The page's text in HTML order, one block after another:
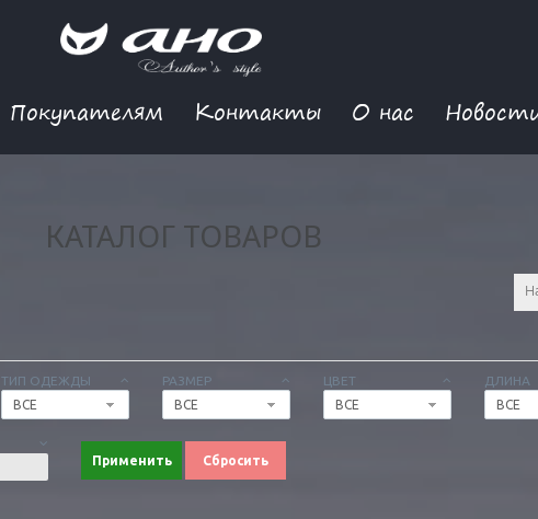
Покупателям Контакты О нас
КАТАЛОГ ТОВАРОВ
ТИП ОДЕЖДЫ
ВСЕ
РАЗМЕР
ВСЕ
ЦВЕТ
ВСЕ
ДЛИНА
ВСЕ
Применить Сбросить